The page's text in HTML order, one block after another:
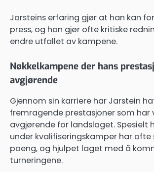
Jarsteins erfaring gjør at han kan
press, og han gjør ofte kritiske
endre utfallet av kampene.
Nøkkelkampene der hans
avgjørende
Gjennom sin karriere har Jarstein
fremragende prestasjoner som
avgjørende for landslaget. Spesielt
under kvalifiseringskamper har ofte
poeng, og hjulpet laget med å
turneringene.